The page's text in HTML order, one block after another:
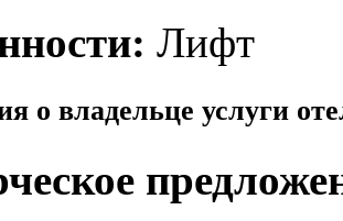
Лифт
о владельце услуги